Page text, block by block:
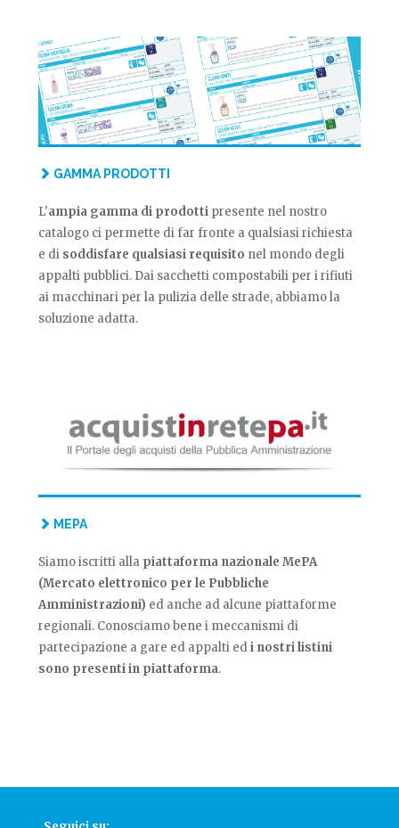
GAMMA PRODOTTI
L'ampia gamma di prodotti presente nel nostro
catalogo ci permette di far fronte a qualsiasi richiesta
e di soddisfare qualsiasi requisito nel mondo degli
appalti pubblici. Dai sacchetti compostabili per i rifiuti
ai macchinari per la pulizia delle strade, abbiamo la
soluzione adatta.
MEPA
Siamo iscritti alla piattaforma nazionale MePA
(Mercato elettronico per le Pubbliche
Amministrazioni) ed anche ad alcune piattaforme
regionali. Conosciamo bene i meccanismi di
partecipazione a gare ed appalti edi nostri listini
sono presenti in piattaforma.